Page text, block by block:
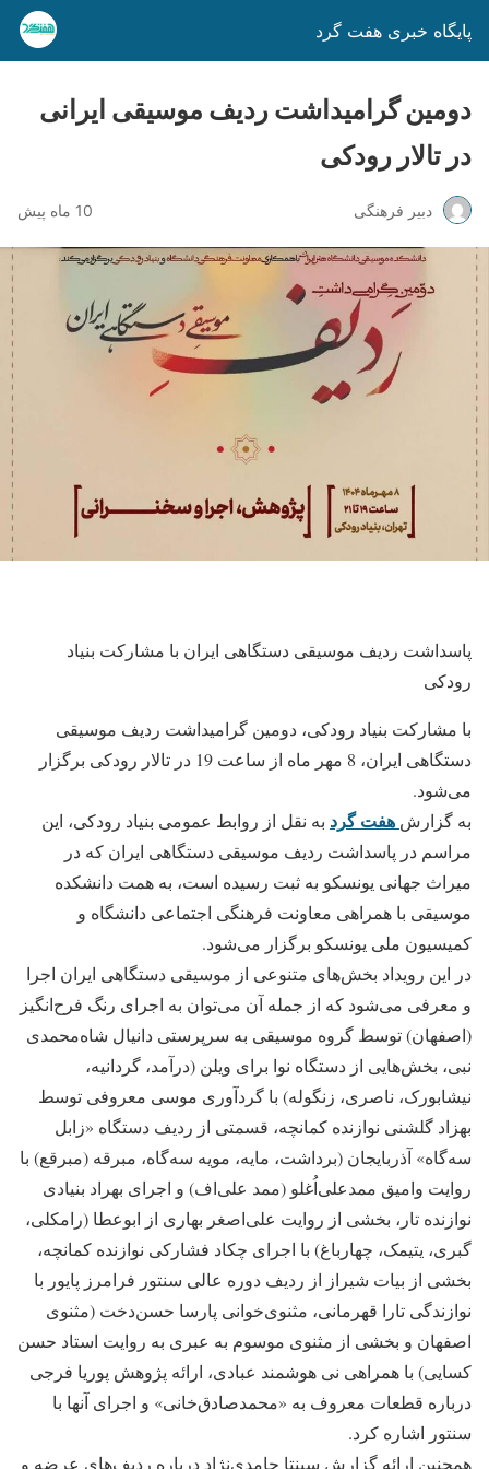
پایگاه خبری هفت گرد
دومین گرامیداشت ردیف موسیقی ایرانی
در تالار رودکی
دبیر فرهنگی 10 ماه پیش
پاسداشت ردیف موسیقی دستگاهی ایران با مشارکت بنیاد
رودکی
با مشارکت بنیاد رودکی، دومین گرامیداشت ردیف موسیقی
دستگاهی ایران، 8 مهر ماه از ساعت 19 در تالار رودکی برگزار
می‌شود.
به گزارش هفت گرد به نقل از روابط عمومی بنیاد رودکی، این
مراسم در پاسداشت ردیف موسیقی دستگاهی ایران که در
میراث جهانی یونسکو به ثبت رسیده است، به همت دانشکده
موسیقی با همراهی معاونت فرهنگی اجتماعی دانشگاه و
کمیسیون ملی یونسکو برگزار می‌شود.
در این رویداد بخش‌های متنوعی از موسیقی دستگاهی ایران اجرا
و معرفی می‌شود که از جمله آن می‌توان به اجرای رنگ فرح‌انگیز
(اصفهان) توسط گروه موسیقی به سرپرستی دانیال شاه‌محمدی
نبی، بخش‌هایی از دستگاه نوا برای ویلن (درآمد، گردانیه،
نیشابورک، ناصری، زنگوله) با گردآوری موسی معروفی توسط
بهزاد گلشنی نوازنده کمانچه، قسمتی از ردیف دستگاه «زابل
سه‌گاه» آذربایجان (برداشت، مایه، مویه سه‌گاه، مبرقه (مبرقع) با
روایت وامیق ممدعلی‌اُغلو (ممد علی‌اف) و اجرای بهراد بنیادی
نوازنده تار، بخشی از روایت علی‌اصغر بهاری از ابوعطا (رامکلی،
گبری، یتیمک، چهارباغ) با اجرای چکاد فشارکی نوازنده کمانچه،
بخشی از بیات شیراز از ردیف دوره عالی سنتور فرامرز پایور با
نوازندگی تارا قهرمانی، مثنوی‌خوانی پارسا حسن‌دخت (مثنوی
اصفهان و بخشی از مثنوی موسوم به عبری به روایت استاد حسن
کسایی) با همراهی نی هوشمند عبادی، ارائه پژوهش پوریا فرجی
درباره قطعات معروف به «محمدصادق‌خانی» و اجرای آنها با
سنتور اشاره کرد.
همچنین ارائه گزارش سپنتا حامدی‌نژاد درباره ردیف‌های عرضه و